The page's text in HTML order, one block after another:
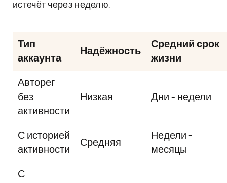
истечёт через неделю.
Тип
аккаунта
Надёжность
Средний срок
жизни
Авторег
без
активности
Низкая Дни - недели
С историей
активности
Средняя
Недели -
месяцы
С